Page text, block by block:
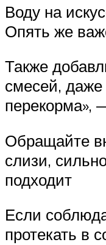
Воду на
Опять же
Также
смесей, даже
перекорма»,
Обращайте
слизи,
подходит
Если
протекать в